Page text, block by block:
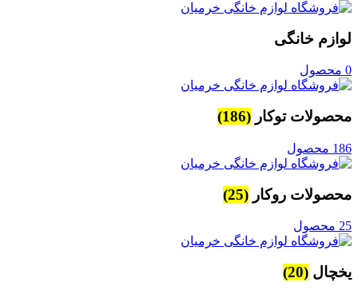
لوازم خانگی
0 محصول
محصولات توکار (186)
186 محصول
محصولات روکار (25)
25 محصول
یخچال (20)